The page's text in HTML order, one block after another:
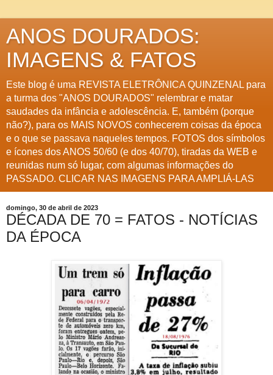
ANOS DOURADOS:
IMAGENS & FATOS
Este blog é uma REVISTA ELETRÔNICA QUINZENAL para
a turma dos "ANOS DOURADOS" relembrar e matar
saudades da infância e adolescência. E, também (porque
não?), para os MAIS NOVOS conhecerem coisas da época
e o que se passava naqueles tempos. FOTOS dos símbolos
e ícones dos ANOS 50/60 (e dos 40/70), tiradas da WEB e
reunidas num só lugar, com algumas informações do
PASSADO. CLICAR NAS IMAGENS PARA AMPLIÁ-LAS
domingo, 30 de abril de 2023
DÉCADA DE 70 = FATOS - NOTÍCIAS
DA ÉPOCA